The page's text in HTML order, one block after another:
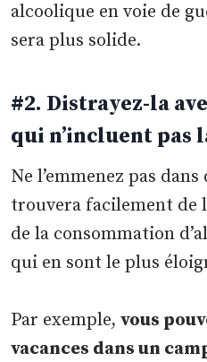
alcoolique en voie de
sera plus solide.
#2. Distrayez-la
qui n’incluent pas
Ne l’emmenez pas
trouvera facilement de
de la consommation
qui en sont le plus
Par exemple,vous
vacances dans un